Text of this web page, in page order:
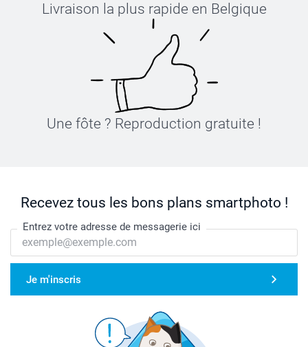
Livraison la plus rapide en Belgique
Une fôte ? Reproduction gratuite !
Recevez tous les bons plans smartphoto !
Entrez votre adresse de messagerie ici
Je m'inscris